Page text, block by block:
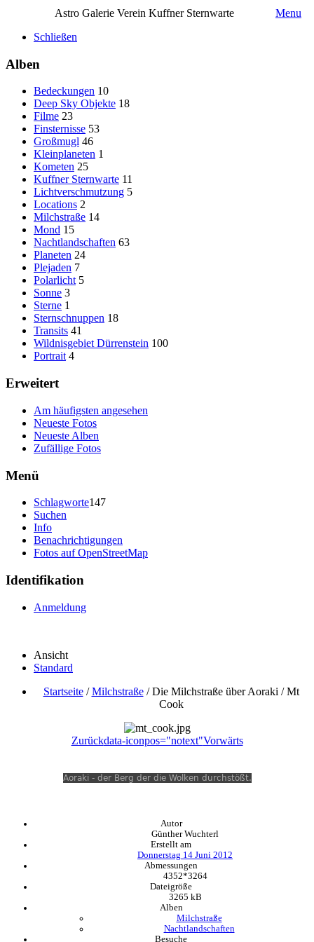
Astro Galerie Verein Kuffner Sternwarte
Menu
Schließen
Alben
Bedeckungen 10
Deep Sky Objekte 18
Filme 23
Finsternisse 53
Großmugl 46
Kleinplaneten 1
Kometen 25
Kuffner Sternwarte 11
Lichtverschmutzung 5
Locations 2
Milchstraße 14
Mond 15
Nachtlandschaften 63
Planeten 24
Plejaden 7
Polarlicht 5
Sonne 3
Sterne 1
Sternschnuppen 18
Transits 41
Wildnisgebiet Dürrenstein 100
Portrait 4
Erweitert
Am häufigsten angesehen
Neueste Fotos
Neueste Alben
Zufällige Fotos
Menü
Schlagworte147
Suchen
Info
Benachrichtigungen
Fotos auf OpenStreetMap
Identifikation
Anmeldung
Ansicht
Standard
Startseite/Milchstraße/Die Milchstraße über Aoraki / Mt
Cook
Zurückdata-iconpos="notext"Vorwärts
Aoraki - der Berg der die Wolken durchstößt.
Autor
Günther Wuchterl
Erstellt am
Donnerstag 14 Juni 2012
Abmessungen
4352*3264
Dateigröße
3265 kB
Alben
Milchstraße
Nachtlandschaften
Besuche